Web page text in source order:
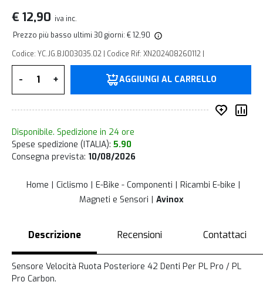
€ 12,90 iva inc.
Prezzo più basso ultimi 30 giorni: € 12,90
Codice: YC.JG.BJ003035.02 | Codice Rif: XN202408260112 |
- + AGGIUNGI AL CARRELLO
Disponibile. Spedizione in 24 ore
Spese spedizione (ITALIA): 5.90
Consegna prevista: 10/08/2026
Home Ciclismo E-Bike - Componenti
Ricambi E-bike
Magneti e Sensori
Avinox
Descrizione Recensioni Contattaci
Sensore Velocità Ruota Posteriore 42 Denti Per PL Pro / PL
Pro Carbon.